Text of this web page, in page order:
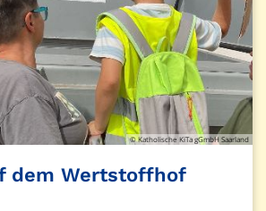
© Katholische KiTa gGmbH Saarland
dem Wertstoffhof